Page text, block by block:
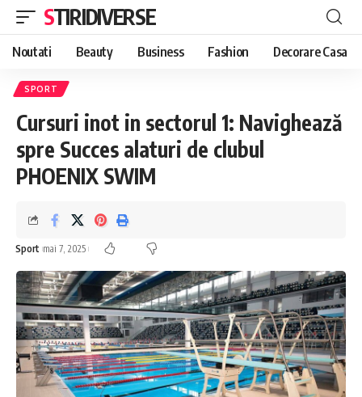
STIRIDIVERSE
Noutati Beauty Business Fashion Decorare Casa
SPORT
Cursuri inot in sectorul 1: Navighează
spre Succes alaturi de clubul
PHOENIX SWIM
Sport mai 7, 2025